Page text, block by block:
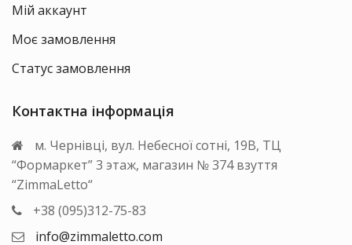
Мій аккаунт
Моє замовлення
Статус замовлення
Контактна інформація
м. Чернівці, вул. Небесної сотні, 19В, ТЦ
“Формаркет” 3 этаж, магазин № 374 взуття
“ZimmaLetto“
+38 (095)312-75-83
info@zimmaletto.com